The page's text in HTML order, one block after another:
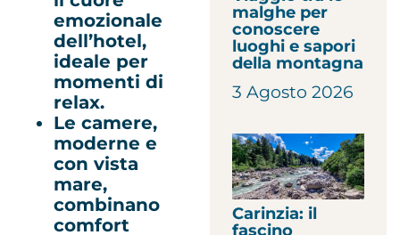
emozionale
dell’hotel,
ideale per
momenti di
relax.
Le camere,
moderne e
con vista
mare,
combinano
comfort
malghe per
conoscere
luoghi e sapori
della montagna
3 Agosto 2026
Carinzia: il
fascino